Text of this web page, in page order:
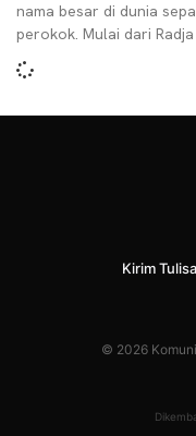
nama besar di dunia
perokok. Mulai dari
Kirim
© 2026